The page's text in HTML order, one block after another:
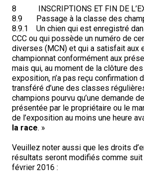
Vizsla à poil dur
Braque de Weimar
Husky sibérien
Saint Bernard
Dogue du Tibet
Laika de lakoutie
8 INSCRIPTIONS ET FIN DE
8.9 Passage à la classe des
8.9.1 Un chien qui est enregistré
CCC ou qui possède un numéro de
diverses (MCN) et qui a satisfait aux
championnat conformément aux
mais qui, au moment de la clôture
exposition, n’a pas reçu confirmation
transféré d’une des classes
champions pourvu qu’une demande
présentée par le propriétaire ou le
de l’exposition au moins une heure
la race. »
Veuillez noter aussi que les droits
résultats seront modifiés comme suit
février 2016 :